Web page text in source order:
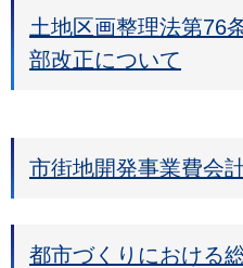
土地区画整理法第76
部改正について
市街地開発事業費会
都市づくりにおける